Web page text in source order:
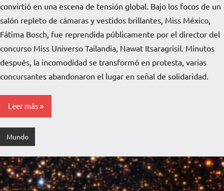
La
Pampa
convirtió en una escena de tensión global. Bajo los focos de un
salón repleto de cámaras y vestidos brillantes, Miss México,
Fátima Bosch, fue reprendida públicamente por el director del
concurso Miss Universo Tailandia, Nawat Itsaragrisil. Minutos
después, la incomodidad se transformó en protesta, varias
concursantes abandonaron el lugar en señal de solidaridad.
Leer más
Mundo